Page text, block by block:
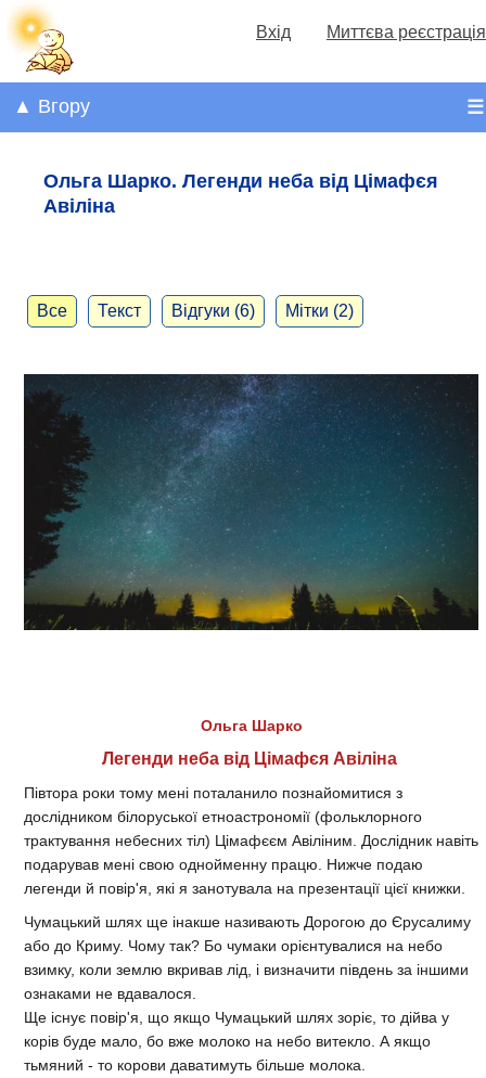
Вхід Миттєва реєстрація
☰
▲ Вгору
Ольга Шарко. Легенди неба від Цімафєя
Авіліна
Все Текст Відгуки (6) Мітки (2)
Ольга Шарко
Легенди неба від Цімафєя Авіліна
Півтора роки тому мені поталанило познайомитися з
дослідником білоруської етноастрономії (фольклорного
трактування небесних тіл) Цімафєєм Авіліним. Дослідник навіть
подарував мені свою однойменну працю. Нижче подаю
легенди й повір'я, які я занотувала на презентації цієї книжки.
Чумацький шлях ще інакше називають Дорогою до Єрусалиму
або до Криму. Чому так? Бо чумаки орієнтувалися на небо
взимку, коли землю вкривав лід, і визначити південь за іншими
ознаками не вдавалося.
Ще існує повір'я, що якщо Чумацький шлях зоріє, то дійва у
корів буде мало, бо вже молоко на небо витекло. А якщо
тьмяний - то корови даватимуть більше молока.